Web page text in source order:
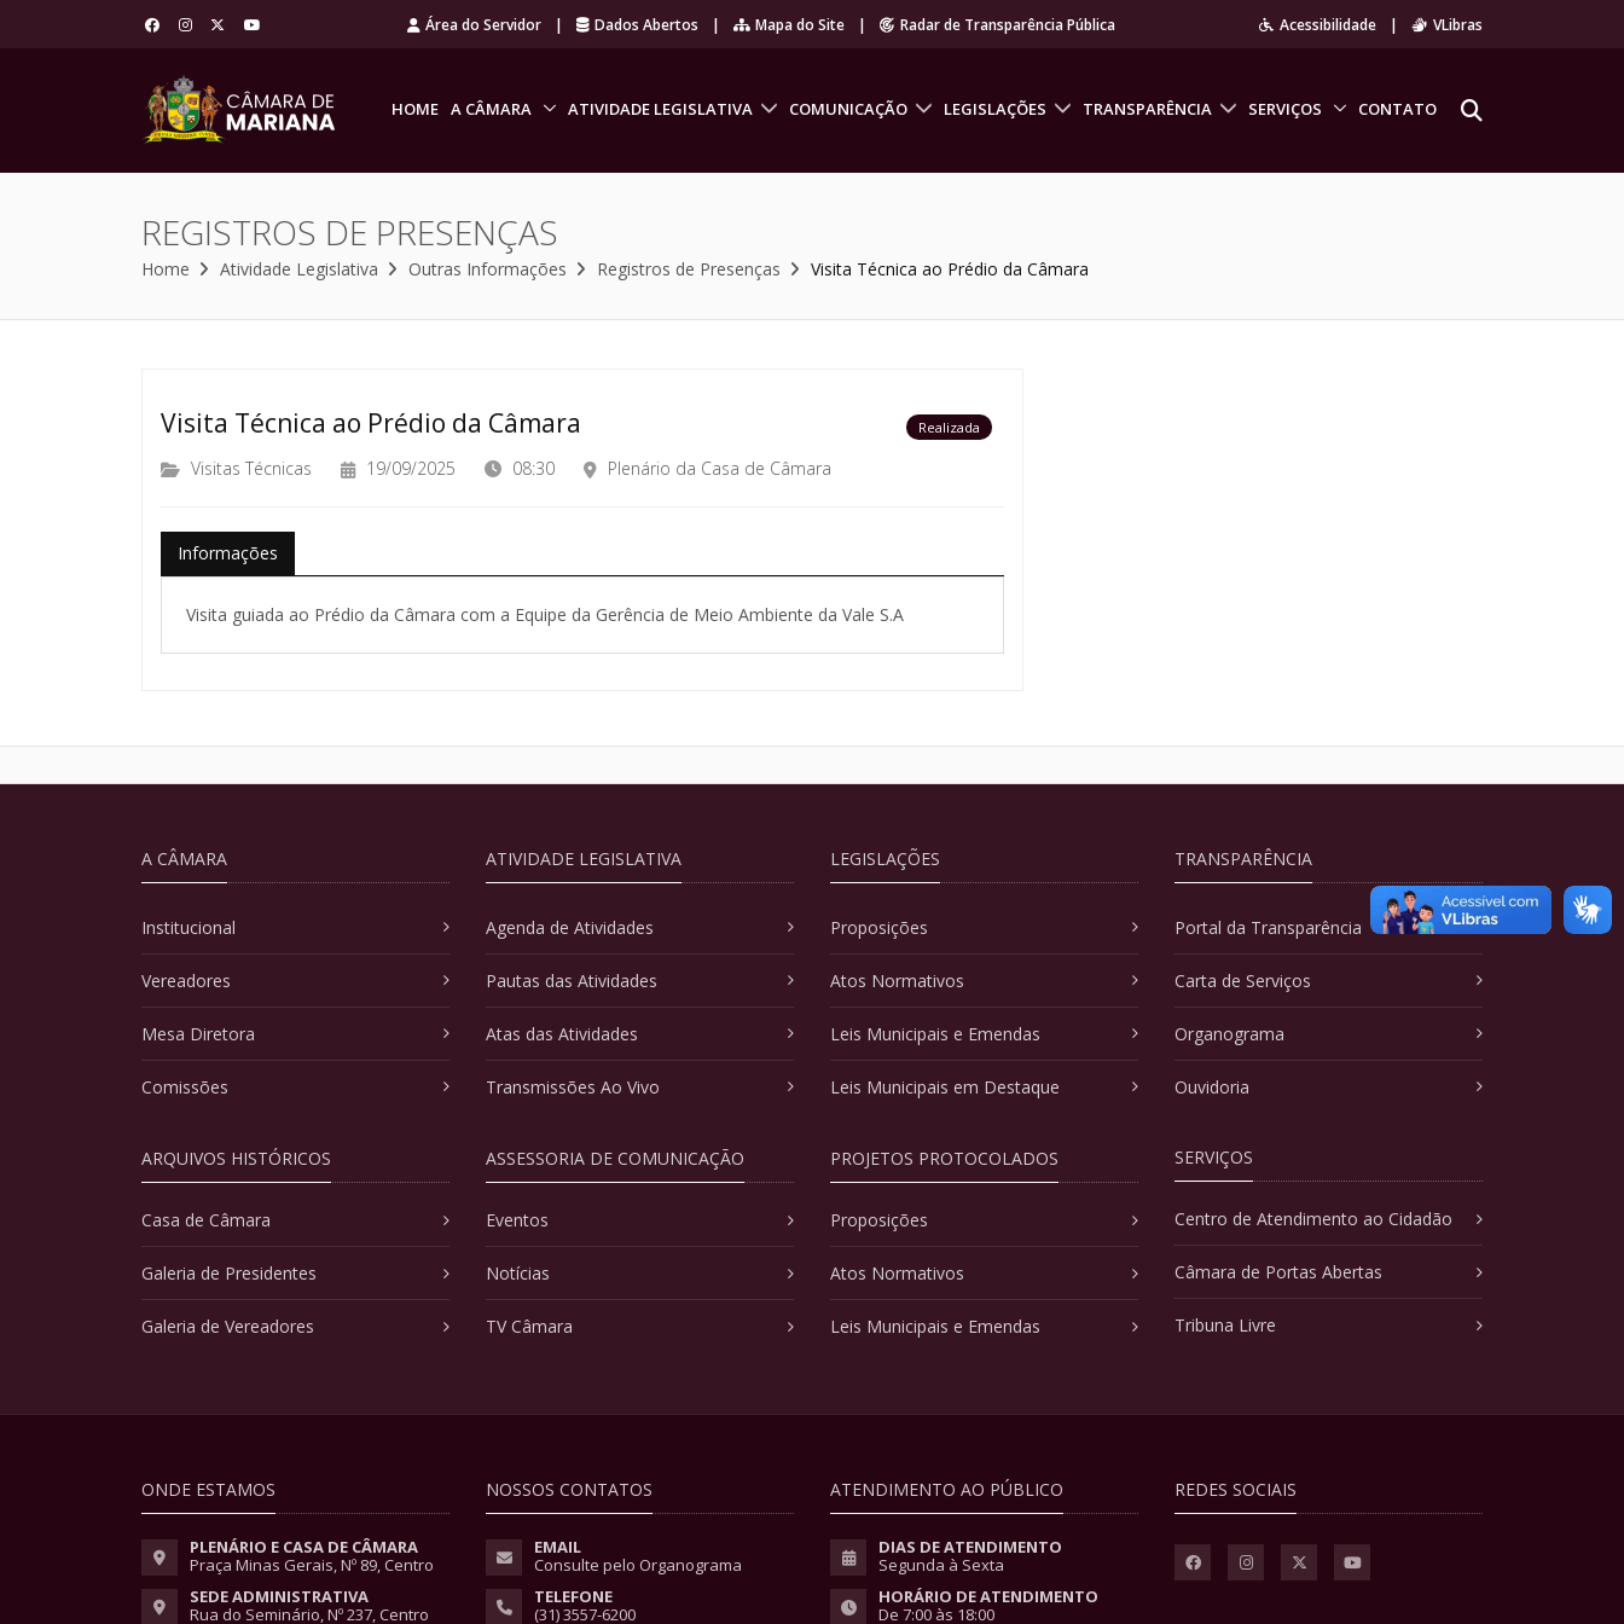
Área do Servidor | Dados Abertos | Mapa do Site | Radar de Transparência Pública Acessibilidade | VLibras
HOME A CÂMARA ATIVIDADE LEGISLATIVA COMUNICAÇÃO LEGISLAÇÕES TRANSPARÊNCIA SERVIÇOS CONTATO
REGISTROS DE PRESENÇAS
Home Atividade Legislativa Outras Informações Registros de Presenças Visita Técnica ao Prédio da Câmara
Visita Técnica ao Prédio da Câmara Realizada
Visitas Técnicas 19/09/2025 08:30 Plenário da Casa de Câmara
Informações
Visita guiada ao Prédio da Câmara com a Equipe da Gerência de Meio Ambiente da Vale S.A
A CÂMARA
Institucional
Vereadores
Mesa Diretora
Comissões
ARQUIVOS HISTÓRICOS
Casa de Câmara
Galeria de Presidentes
Galeria de Vereadores
ATIVIDADE LEGISLATIVA
Agenda de Atividades
Pautas das Atividades
Atas das Atividades
Transmissões Ao Vivo
ASSESSORIA DE COMUNICAÇÃO
Eventos
Notícias
TV Câmara
LEGISLAÇÕES
Proposições
Atos Normativos
Leis Municipais e Emendas
Leis Municipais em Destaque
PROJETOS PROTOCOLADOS
Proposições
Atos Normativos
Leis Municipais e Emendas
TRANSPARÊNCIA
Portal da Transparência
Carta de Serviços
Organograma
Ouvidoria
SERVIÇOS
Centro de Atendimento ao Cidadão
Câmara de Portas Abertas
Tribuna Livre
ONDE ESTAMOS
PLENÁRIO E CASA DE CÂMARA
Praça Minas Gerais, Nº 89, Centro
SEDE ADMINISTRATIVA
Rua do Seminário, Nº 237, Centro
NOSSOS CONTATOS
EMAIL
Consulte pelo Organograma
TELEFONE
(31) 3557-6200
ATENDIMENTO AO PÚBLICO
DIAS DE ATENDIMENTO
Segunda à Sexta
HORÁRIO DE ATENDIMENTO
De 7:00 às 18:00
REDES SOCIAIS